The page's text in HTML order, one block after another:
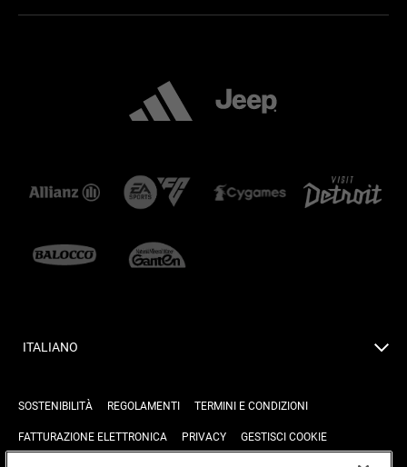
ITALIANO
SOSTENIBILITÀ REGOLAMENTI TERMINI E CONDIZIONI
FATTURAZIONE ELETTRONICA PRIVACY GESTISCI COOKIE